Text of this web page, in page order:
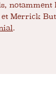
notamment
et Merrick
.